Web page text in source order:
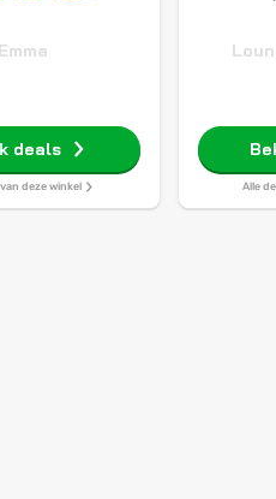
Emma
deals
deze winkel Alle